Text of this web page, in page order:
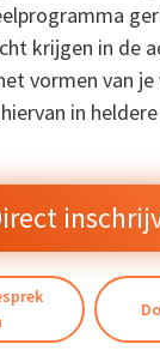
krijgen in de
vormen van
in